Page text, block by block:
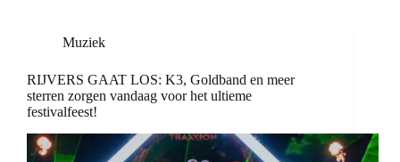
Muziek
RIJVERS GAAT LOS: K3, Goldband en meer
sterren zorgen vandaag voor het ultieme
festivalfeest!